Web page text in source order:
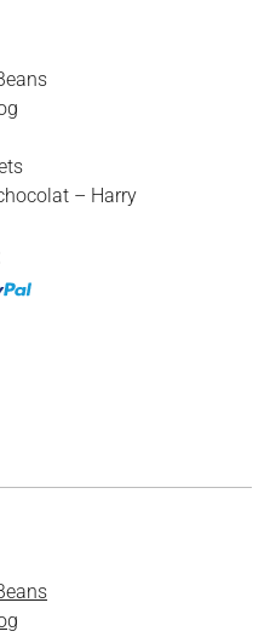
– Harry